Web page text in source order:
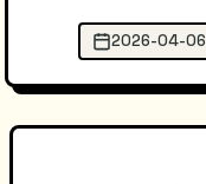
2026-04-06